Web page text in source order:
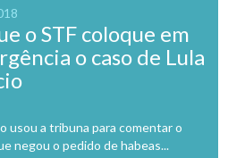
o STF coloque em
o caso de Lula
usou a tribuna para comentar o
negou o pedido de habeas...